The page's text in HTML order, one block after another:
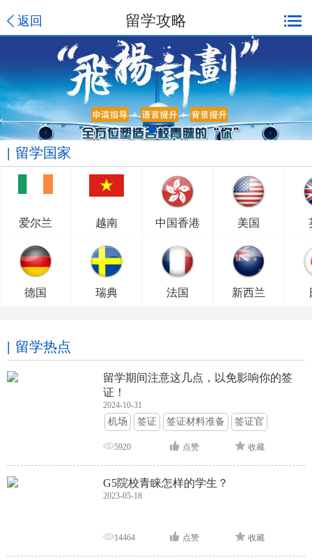
返回 留学攻略
留学国家
爱尔兰 越南 中国香港 美国
德国 瑞典 法国 新西兰
留学热点
留学期间注意这几点，以免影响你的签
证！
2024-10-31
机场 签证 签证材料准备 签证官
签证面试 签证申请攻略
5920 点赞 收藏
G5院校青睐怎样的学生？
2023-05-18
14464 点赞 收藏